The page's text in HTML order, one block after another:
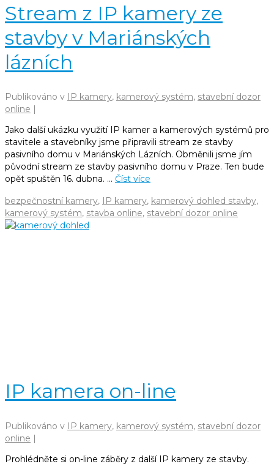
Stream z IP kamery ze
stavby v Mariánských
lázních
Publikováno v IP kamery, kamerový systém, stavební dozor
online
Jako další ukázku využití IP kamer a kamerových systémů pro
stavitele a stavebníky jsme připravili stream ze stavby
pasivního domu v Mariánských Lázních. Obměnili jsme jím
původní stream ze stavby pasivního domu v Praze. Ten bude
opět spuštěn 16. dubna. … Číst více
bezpečnostní kamery, IP kamery, kamerový dohled stavby,
kamerový systém, stavba online, stavební dozor online
IP kamera on-line
Publikováno v IP kamery, kamerový systém, stavební dozor
online |
Prohlédněte si on-line záběry z další IP kamery ze stavby.